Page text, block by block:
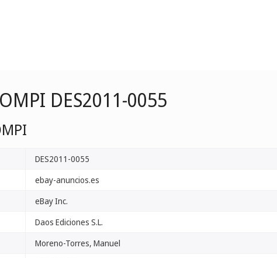
DES2011-0055
DES2011-0055
ebay-anuncios.es
eBay Inc.
Daos Ediciones S.L.
Moreno-Torres, Manuel